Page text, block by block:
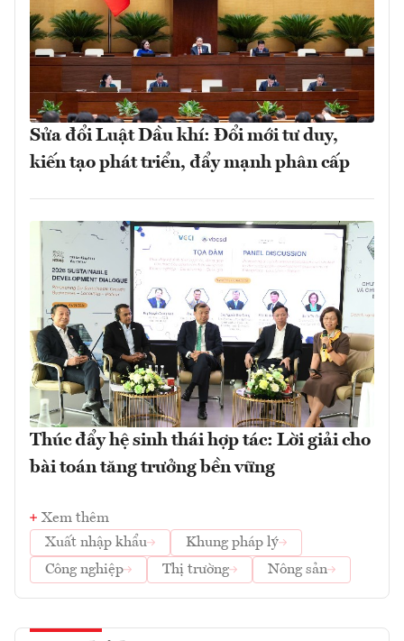
Sửa đổi Luật Dầu khí: Đổi mới tư duy,
kiến tạo phát triển, đẩy mạnh phân cấp
Thúc đẩy hệ sinh thái hợp tác: Lời giải cho
bài toán tăng trưởng bền vững
Xem thêm
Xuất nhập khẩu
Khung pháp lý
Công nghiệp
Thị trường Nông sản